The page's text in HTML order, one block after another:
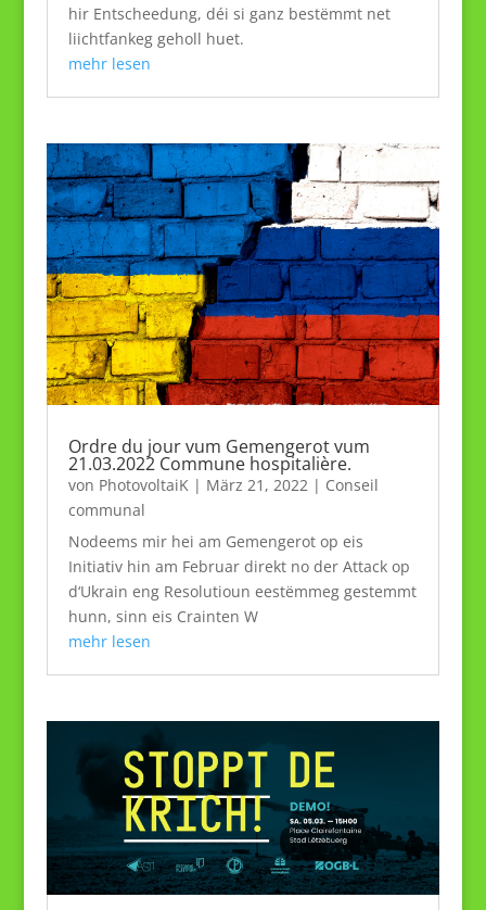
hir Entscheedung, déi si ganz bestëmmt net
liichtfankeg geholl huet.
mehr lesen
Ordre du jour vum Gemengerot vum
21.03.2022 Commune hospitalière.
von PhotovoltaiK| März 21, 2022| Conseil
communal
Nodeems mir hei am Gemengerot op eis
Initiativ hin am Februar direkt no der Attack op
d‘Ukrain eng Resolutioun eestëmmeg gestemmt
hunn, sinn eis Crainten W
mehr lesen